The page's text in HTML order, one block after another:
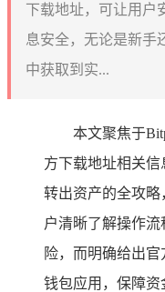
下载地址，可让用户
息安全，无论是新手
中获取到实...
本文聚焦于
方下载地址相关
转出资产的全攻略
户清晰了解操作
险，而明确给出
钱包应用，保障